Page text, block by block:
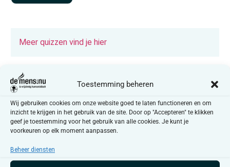
Toestemming beheren
Wij gebruiken cookies om onze website goed te laten functioneren en om
inzicht te krijgen in het gebruik van de site. Door op "Accepteren" te klikken
geef je toestemming voor het gebruik van alle cookies. Je kunt je
voorkeuren op elk moment aanpassen.
Beheer diensten
Meer quizzen vind je hier
Lees ook
objectivisme